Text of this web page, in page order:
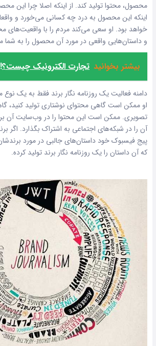
محصول، محتوا تولید کند. از اینکه اصلا چرا این
اینکه این محصول به درد چه کسانی می‌خورد و واقعا
خواهد بود. او سعی می‌کند مردم را با واقعیت‌های
و داستان‌هایی واقعی در مورد آن محصول را به شما
بیشتر بخوانید تجارت الکترونیک چیست؟!
دامنه فعالیت یک روزنامه نگار برند فقط به یک
او ممکن است گاهی محتوای نوشتاری تولید
تصویری. ممکن است این محتوا را در وب‌سایت آن
آن را در شبکه‌های اجتماعی به اشتراک بگذارد. اگر
پیج فیسبوک خود داستان‌های جالبی در مورد
که آن داستان را یک روزنامه نگار برند تولید کرده.